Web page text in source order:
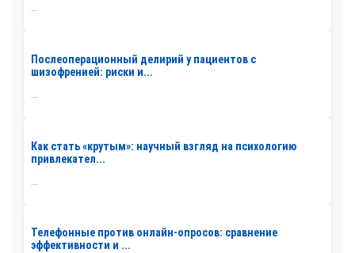
...
Послеоперационный делирий у пациентов с
шизофренией: риски и...
Как стать «крутым»: научный взгляд на психологию
привлекател...
Телефонные против онлайн-опросов: сравнение
эффективности и ...